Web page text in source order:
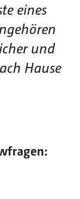
eines
und
Hause